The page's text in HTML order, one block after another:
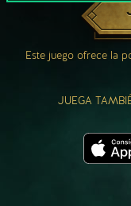
Este juego ofrece la
JUEGA